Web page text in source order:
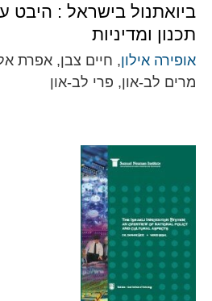
ביואתנול בישראל : היבט
תכנון ומדיניות
אופירה אילון, חיים צבן, אפרת
מרים לב-און, פרי לב-און